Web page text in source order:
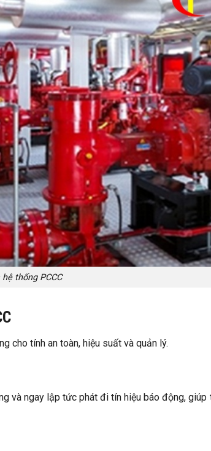
thống PCCC
cho tính an toàn, hiệu suất và quản lý.
và ngay lập tức phát đi tín hiệu báo động, giúp